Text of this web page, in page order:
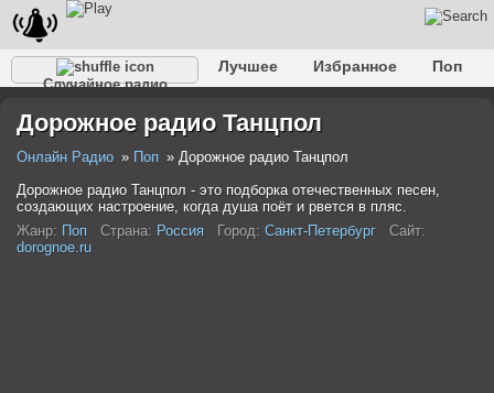
Случайное радио
Лучшее Избранное
Поп
Разговорное
Рэп Транс Дип-хаус
Дорожное радио Танцпол
Онлайн Радио Поп
Дорожное радио Танцпол
Дорожное радио Танцпол - это подборка отечественных песен,
создающих настроение, когда душа поёт и рвется в пляс.
Жанр: Поп Страна: Россия Город: Санкт-Петербург
Сайт:
dorognoe.ru